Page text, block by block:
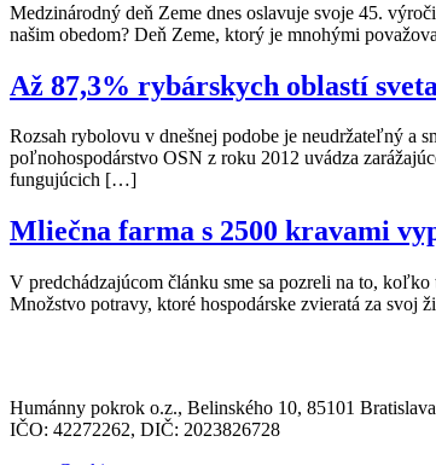
Medzinárodný deň Zeme dnes oslavuje svoje 45.
našim obedom? Deň Zeme, ktorý je mnohými
Až 87,3% rybárskych oblastí
Rozsah rybolovu v dnešnej podobe je neudržateľný a
poľnohospodárstvo OSN z roku 2012 uvádza
fungujúcich […]
Mliečna farma s 2500 kravami
V predchádzajúcom článku sme sa pozreli na to,
Množstvo potravy, ktoré hospodárske zvieratá za
Humánny pokrok o.z., Belinského 10, 85101 Bratislava
IČO: 42272262, DIČ: 2023826728